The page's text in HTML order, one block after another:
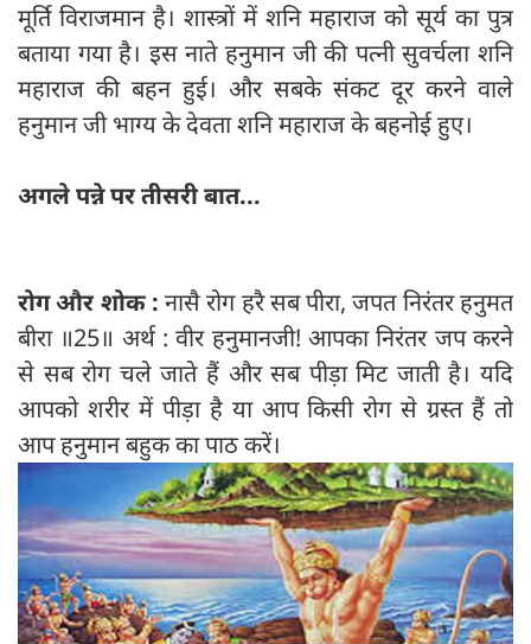
मूर्ति विराजमान है। शास्त्रों में शनि महाराज को सूर्य का पुत्र
बताया गया है। इस नाते हनुमान जी की पत्नी सुवर्चला शनि
महाराज की बहन हुई। और सबके संकट दूर करने वाले
हनुमान जी भाग्य के देवता शनि महाराज के बहनोई हुए।
अगले पन्ने पर तीसरी बात...
रोग और शोक :नासै रोग हरै सब पीरा, जपत निरंतर हनुमत
बीरा ॥25॥ अर्थ : वीर हनुमानजी! आपका निरंतर जप करने
से सब रोग चले जाते हैं और सब पीड़ा मिट जाती है। यदि
आपको शरीर में पीड़ा है या आप किसी रोग से ग्रस्त हैं तो
आप हनुमान बहुक का पाठ करें।